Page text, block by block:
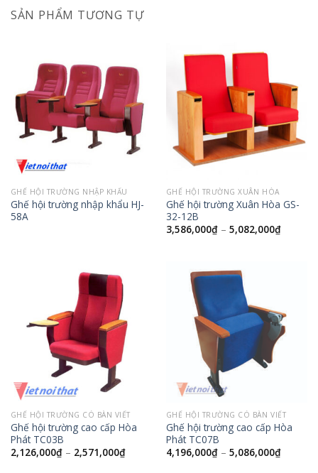
SẢN PHẨM TƯƠNG TỰ
GHẾ HỘI TRƯỜNG NHẬP KHẨU
Ghế hội trường nhập khẩu HJ-
58A
GHẾ HỘI TRƯỜNG XUÂN HÒA
Ghế hội trường Xuân Hòa GS-
32-12B
3,586,000₫– 5,082,000₫
GHẾ HỘI TRƯỜNG CÓ BÀN VIẾT
Ghế hội trường cao cấp Hòa
Phát TC03B
2,126,000₫– 2,571,000₫
GHẾ HỘI TRƯỜNG CÓ BÀN VIẾT
Ghế hội trường cao cấp Hòa
Phát TC07B
4,196,000₫– 5,086,000₫